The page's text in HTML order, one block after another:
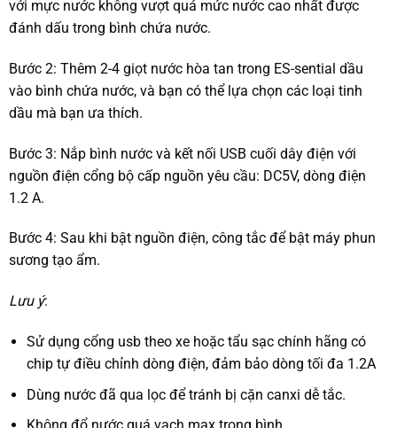
với mực nước không vượt quá mức nước cao nhất được
đánh dấu trong bình chứa nước.
Bước 2: Thêm 2-4 giọt nước hòa tan trong ES-sential dầu
vào bình chứa nước, và bạn có thể lựa chọn các loại tinh
dầu mà bạn ưa thích.
Bước 3: Nắp bình nước và kết nối USB cuối dây điện với
nguồn điện cổng bộ cấp nguồn yêu cầu: DC5V, dòng điện
1.2 A.
Bước 4: Sau khi bật nguồn điện, công tắc để bật máy phun
sương tạo ẩm.
Lưu ý:
Sử dụng cổng usb theo xe hoặc tẩu sạc chính hãng có
chip tự điều chỉnh dòng điện, đảm bảo dòng tối đa 1.2A
Dùng nước đã qua lọc để tránh bị cặn canxi dễ tắc.